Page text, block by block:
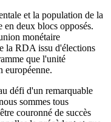
et la population de la
deux blocs opposés.
monétaire
la RDA issu d'élections
que l'unité
européenne.
défi d'un remarquable
sommes tous
couronné de succès